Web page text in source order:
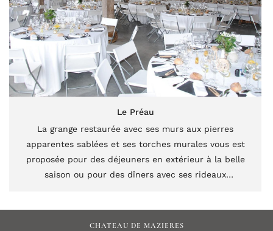
Le Préau
La grange restaurée avec ses murs aux pierres
apparentes sablées et ses torches murales vous est
proposée pour des déjeuners en extérieur à la belle
saison ou pour des dîners avec ses rideaux
CHATEAU DE MAZIERES